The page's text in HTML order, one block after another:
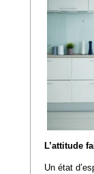
L’attitude
Un état